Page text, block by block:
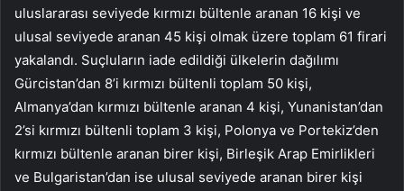
uluslararası seviyede kırmızı bültenle aranan 16 kişi ve
ulusal seviyede aranan 45 kişi olmak üzere toplam 61 firari
yakalandı. Suçluların iade edildiği ülkelerin dağılımı
Gürcistan’dan 8’i kırmızı bültenli toplam 50 kişi,
Almanya’dan kırmızı bültenle aranan 4 kişi, Yunanistan’dan
2’si kırmızı bültenli toplam 3 kişi, Polonya ve Portekiz’den
kırmızı bültenle aranan birer kişi, Birleşik Arap Emirlikleri
ve Bulgaristan’dan ise ulusal seviyede aranan birer kişi